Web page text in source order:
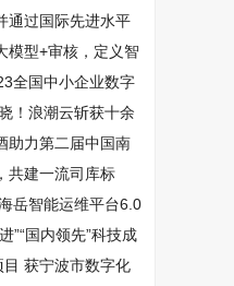
通过国际先进水平
模型+审核，定义智
全国中小企业数字
！浪潮云斩获十余
助力第二届中国南
共建一流司库标
岳智能运维平台6.0
”“国内领先”科技成
目 获宁波市数字化